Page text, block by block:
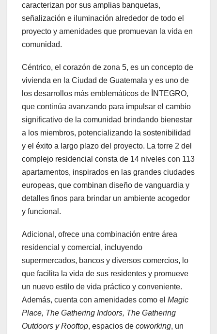
caracterizan por sus amplias banquetas,
señalización e iluminación alrededor de todo el
proyecto y amenidades que promuevan la vida en
comunidad.
Céntrico, el corazón de zona 5, es un concepto de
vivienda en la Ciudad de Guatemala y es uno de
los desarrollos más emblemáticos de ÍNTEGRO,
que continúa avanzando para impulsar el cambio
significativo de la comunidad brindando bienestar
a los miembros, potencializando la sostenibilidad
y el éxito a largo plazo del proyecto. La torre 2 del
complejo residencial consta de 14 niveles con 113
apartamentos, inspirados en las grandes ciudades
europeas, que combinan diseño de vanguardia y
detalles finos para brindar un ambiente acogedor
y funcional.
Adicional, ofrece una combinación entre área
residencial y comercial, incluyendo
supermercados, bancos y diversos comercios, lo
que facilita la vida de sus residentes y promueve
un nuevo estilo de vida práctico y conveniente.
Además, cuenta con amenidades como el Magic
Place, The Gathering Indoors, The Gathering
Outdoors y Rooftop, espacios de coworking, un